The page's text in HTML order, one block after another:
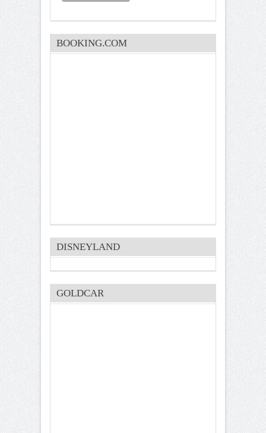
BOOKING.COM
DISNEYLAND
GOLDCAR